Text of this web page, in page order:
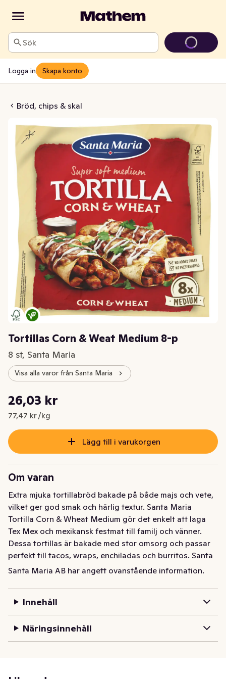
Sök
Logga in Skapa konto
Bröd, chips & skal
Weat Medium 8-p
Tortillas Corn & Weat Medium 8-p
8 st, Santa Maria
Visa alla varor från Santa Maria
Nuvarande pris är: 26,03 kr
26,03 kr
77,47 kr /kg
Styckpris: 77,47 kr /kg
Lägg till i varukorgen
Om varan
Extra mjuka tortillabröd bakade på både majs och vete,
vilket ger god smak och härlig textur. Santa Maria
Tortilla Corn & Wheat Medium gör det enkelt att laga
Tex Mex och mexikansk festmat till familj och vänner.
Dessa tortillas är bakade med stor omsorg och passar
perfekt till tacos, wraps, enchiladas och burritos. Santa
Maria Tortilla Corn & Wheat är lika goda kalla som
• En förpackning innehåller 8st tortillabröd, storlek
Medium
• Utan tillsatt socker
• Tortillabröd går utmärkt att frysa
• Lämplig även för vegan och vegetarisk matlagning
Santa Maria AB har angett ovanstående information.
Innehåll
Näringsinnehåll